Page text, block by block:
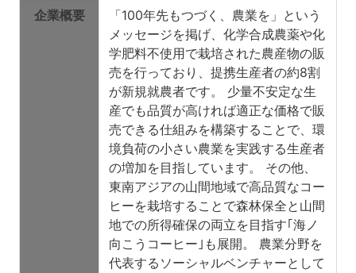
企業概要
「100年先もつづく、農業を」という
メッセージを掲げ、化学合成農薬や化
学肥料不使用で栽培された農産物の販
売を行っており、提携生産者の約8割
が新規就農者です。 少量不安定な生
産でも品質が高ければ適正な価格で販
売できる仕組みを構築することで、環
境負荷の小さい農業を実践する生産者
の増加を目指しています。 その他、
東南アジアの山間地域で高品質なコー
ヒーを栽培することで森林保全と山間
地での所得確保の両立を目指す｢海ノ
向こうコーヒー｣も展開。 農業分野を
代表するソーシャルベンチャーとして